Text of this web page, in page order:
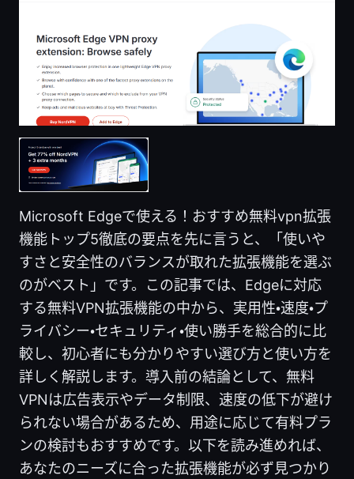
Microsoft Edgeで使える！おすすめ無料vpn拡張
機能トップ5徹底の要点を先に言うと、「使いや
すさと安全性のバランスが取れた拡張機能を選ぶ
のがベスト」です。この記事では、Edgeに対応
する無料VPN拡張機能の中から、実用性・速度・プ
ライバシー・セキュリティ・使い勝手を総合的に比
較し、初心者にも分かりやすい選び方と使い方を
詳しく解説します。導入前の結論として、無料
VPNは広告表示やデータ制限、速度の低下が避け
られない場合があるため、用途に応じて有料プラ
ンの検討もおすすめです。以下を読み進めれば、
あなたのニーズに合った拡張機能が必ず見つかり